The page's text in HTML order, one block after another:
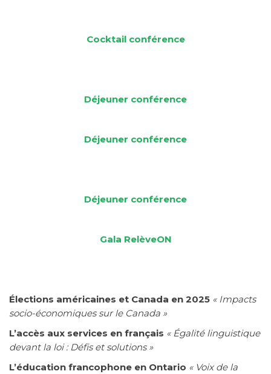
Cocktail conférence
Déjeuner conférence
Déjeuner conférence
Déjeuner conférence
Gala RelèveON
Élections américaines et Canada en 2025 « Impacts
socio-économiques sur le Canada »
L’accès aux services en français « Égalité linguistique
devant la loi : Défis et solutions »
L’éducation francophone en Ontario « Voix de la